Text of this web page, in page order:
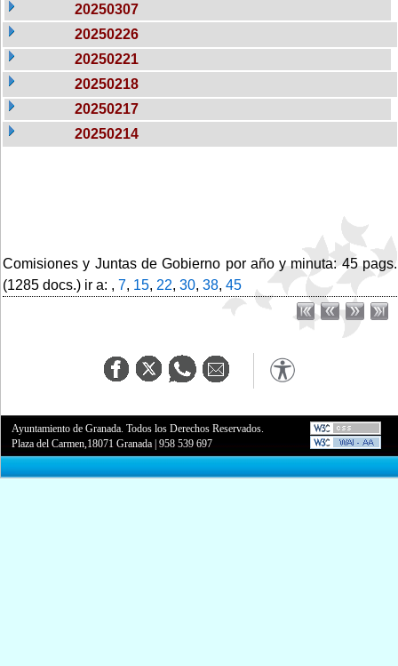
20250307
20250226
20250221
20250218
20250217
20250214
Comisiones y Juntas de Gobierno por año y minuta: 45 pags.
(1285 docs.) ir a: , 7, 15, 22, 30, 38, 45
Ayuntamiento de Granada. Todos los Derechos Reservados.
Plaza del Carmen,18071 Granada |958 539 697